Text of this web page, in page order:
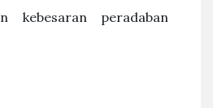
kebesaran peradaban